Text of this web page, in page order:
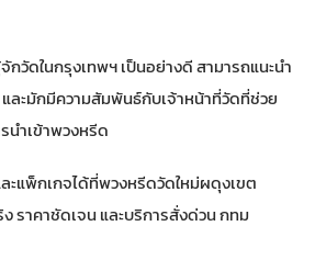
วัดในกรุงเทพฯ เป็นอย่างดี สามารถแนะนำ
ละมักมีความสัมพันธ์กับเจ้าหน้าที่วัดที่ช่วย
นำเข้าพวงหรีด
ะแพ็กเกจได้ที่พวงหรีดวัดใหม่ผดุงเขต
ราคาชัดเจน และบริการสั่งด่วน กทม